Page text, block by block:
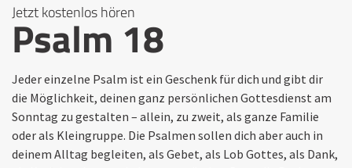
Jetzt kostenlos hören
Psalm 18
Jeder einzelne Psalm ist ein Geschenk für dich und gibt dir
die Möglichkeit, deinen ganz persönlichen Gottesdienst am
Sonntag zu gestalten – allein, zu zweit, als ganze Familie
oder als Kleingruppe. Die Psalmen sollen dich aber auch in
deinem Alltag begleiten, als Gebet, als Lob Gottes, als Dank,